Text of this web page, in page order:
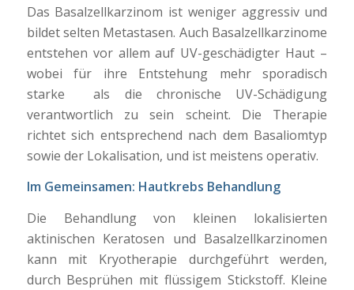
Das Basalzellkarzinom ist weniger aggressiv und
bildet selten Metastasen. Auch Basalzellkarzinome
entstehen vor allem auf UV-geschädigter Haut –
wobei für ihre Entstehung mehr sporadisch
starke als die chronische UV-Schädigung
verantwortlich zu sein scheint. Die Therapie
richtet sich entsprechend nach dem Basaliomtyp
sowie der Lokalisation, und ist meistens operativ.
Im Gemeinsamen: Hautkrebs Behandlung
Die
Behandlung von kleinen
lokalisierten
aktinischen Keratosen und Basalzellkarzinomen
kann
mit Kryotherapie durchgeführt werden,
durch Besprühen mit flüssigem Stickstoff. Kleine